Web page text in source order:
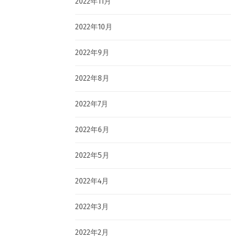
2022年10月
2022年9月
2022年8月
2022年7月
2022年6月
2022年5月
2022年4月
2022年3月
2022年2月